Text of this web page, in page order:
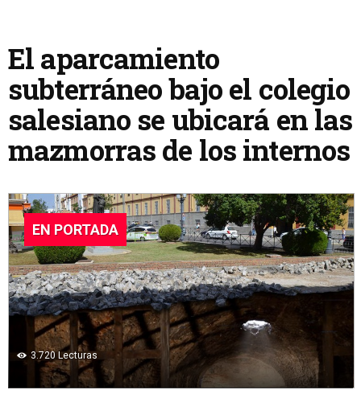
El aparcamiento
subterráneo bajo el colegio
salesiano se ubicará en las
mazmorras de los internos
EN PORTADA
3.720Lecturas